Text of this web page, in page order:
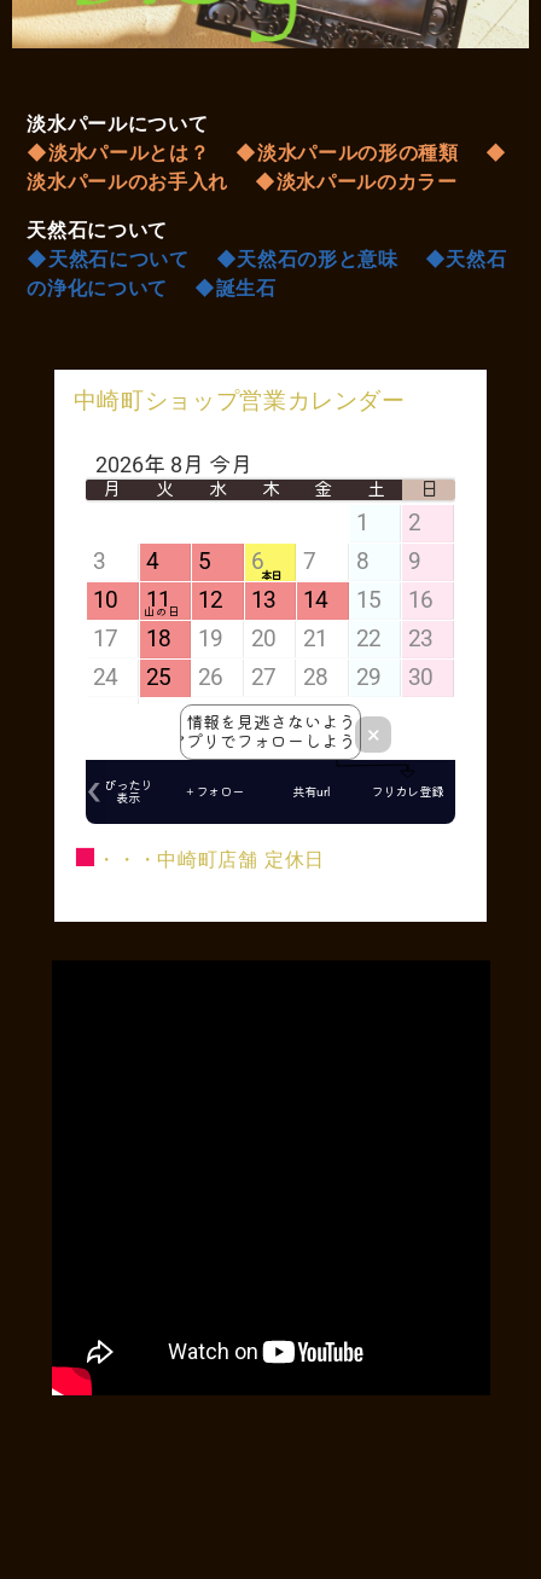
淡水パールについて
◆淡水パールとは？
◆淡水パールの形の種類
◆
淡水パールのお手入れ
◆淡水パールのカラー
天然石について
◆天然石について
◆天然石の形と意味
◆天然石
の浄化について
◆誕生石
中崎町ショップ営業カレンダー
■ ・・・中崎町店舗 定休日